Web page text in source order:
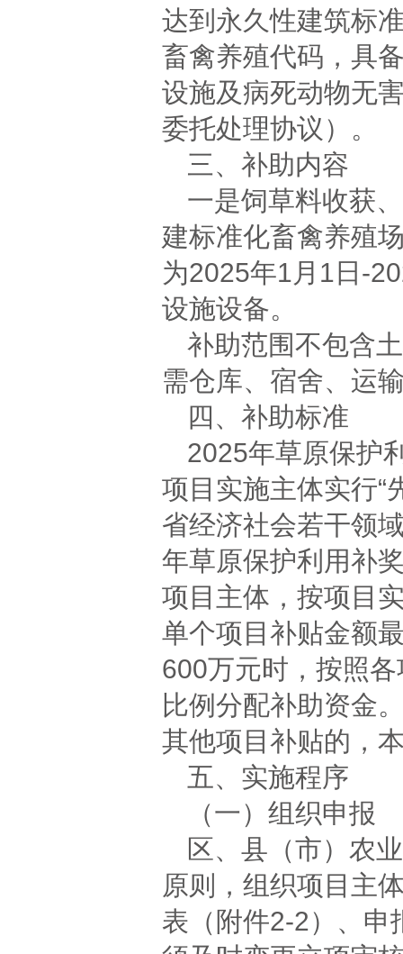
达到永久性建筑标
畜禽养殖代码，具
设施及病死动物无
委托处理协议）。
三、补助内容
一是饲草料收获
建标准化畜禽养殖
为2025年1月1日-
设施设备。
补助范围不包含
需仓库、宿舍、运
四、补助标准
2025年草原保护
项目实施主体实行“
省经济社会若干领
年草原保护利用补
项目主体，按项目
单个项目补贴金额
600万元时，按照
比例分配补助资金
其他项目补贴的，
五、实施程序
（一）组织申报
区、县（市）农
原则，组织项目主
表（附件2-2）、申